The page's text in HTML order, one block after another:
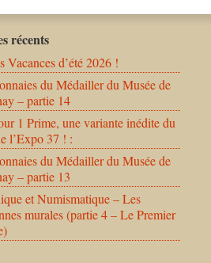
récents
Vacances d’été 2026 !
du Médailler du Musée de
– partie 14
1 Prime, une variante inédite du
l’Expo 37 ! :
du Médailler du Musée de
– partie 13
et Numismatique – Les
murales (partie 4 – Le Premier